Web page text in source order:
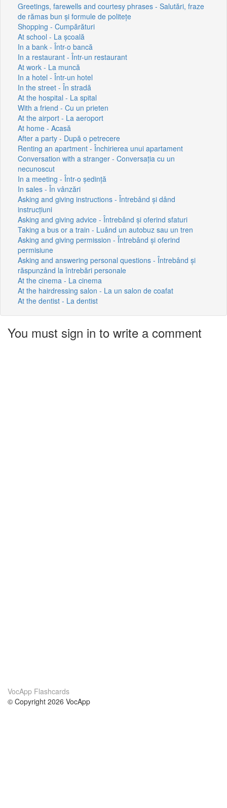
Greetings, farewells and courtesy phrases - Salutări, fraze
de rămas bun și formule de politețe
Shopping - Cumpărături
At school - La școală
In a bank - Într-o bancă
In a restaurant - Într-un restaurant
At work - La muncă
In a hotel - Într-un hotel
In the street - În stradă
At the hospital - La spital
With a friend - Cu un prieten
At the airport - La aeroport
At home - Acasă
After a party - După o petrecere
Renting an apartment - Închirierea unui apartament
Conversation with a stranger - Conversația cu un
necunoscut
In a meeting - Într-o ședință
In sales - În vânzări
Asking and giving instructions - Întrebând și dând
instrucțiuni
Asking and giving advice - Întrebând și oferind sfaturi
Taking a bus or a train - Luând un autobuz sau un tren
Asking and giving permission - Întrebând și oferind
permisiune
Asking and answering personal questions - Întrebând și
răspunzând la întrebări personale
At the cinema - La cinema
At the hairdressing salon - La un salon de coafat
At the dentist - La dentist
You must sign in to write a comment
VocApp Flashcards
© Copyright 2026 VocApp